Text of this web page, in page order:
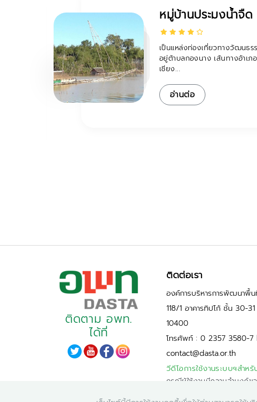
หมู่บ้านประมงน้ำจืด
เป็นแหล่งท่องเที่ยวทางวัฒนธ
อยู่ต้าบลกองนาง เส้นทางอ้าเภ
เชียง...
อ่านต่อ
ติดตาม อพท.
ได้ที่
ติดต่อเรา
องค์การบริหารการพัฒนาพื้น
118/1 อาคารทิปโก้ ชั้น 30-
10400
โทรศัพท์ : 0 2357 3580-7
contact@dasta.or.th
วีดีโอการใช้งานระบบฯสำหรั
กรณีผู้ใช้งานมีความจำนงค์ข